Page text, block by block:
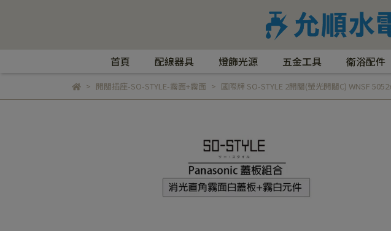
首頁 配線器具 燈飾光源 五金工具 衛浴配件
開關插座-SO-STYLE-霧面+霧面 國際牌 SO-STYLE 2開關(螢光開關C) WNSF